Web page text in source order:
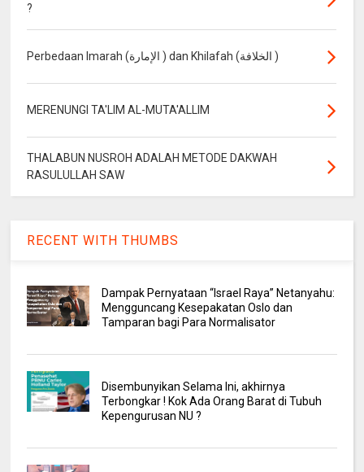
?
Perbedaan Imarah (الإمارة ) dan Khilafah (الخلافة )
MERENUNGI TA'LIM AL-MUTA'ALLIM
THALABUN NUSROH ADALAH METODE DAKWAH
RASULULLAH SAW
RECENT WITH THUMBS
Dampak Pernyataan “Israel Raya” Netanyahu:
Mengguncang Kesepakatan Oslo dan
Tamparan bagi Para Normalisator
Disembunyikan Selama Ini, akhirnya
Terbongkar ! Kok Ada Orang Barat di Tubuh
Kepengurusan NU ?